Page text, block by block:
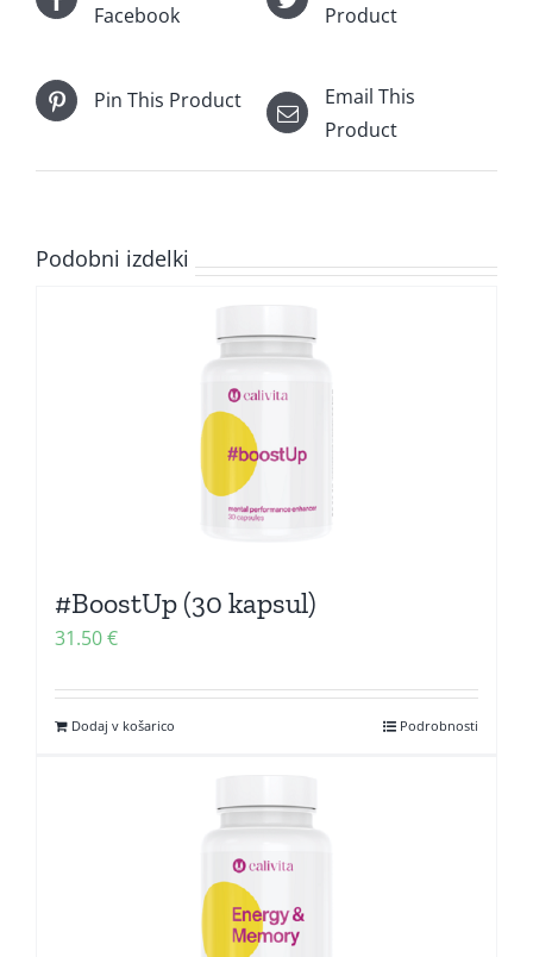
Facebook
Product
Pin This Product
Email This
Product
Podobni izdelki
#BoostUp (30 kapsul)
31.50€
Dodaj v košarico Podrobnosti